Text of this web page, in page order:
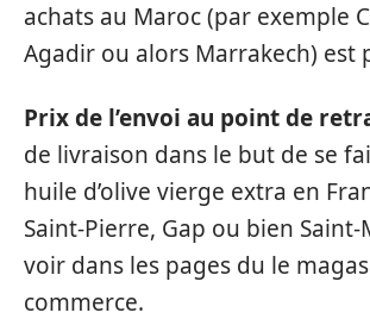
achats au Maroc (par exemple
Agadir ou alors Marrakech) est
Prix de l’envoi au point de
de livraison dans le but de se
huile d’olive vierge extra en
Saint-Pierre, Gap ou bien
voir dans les pages du le
commerce.